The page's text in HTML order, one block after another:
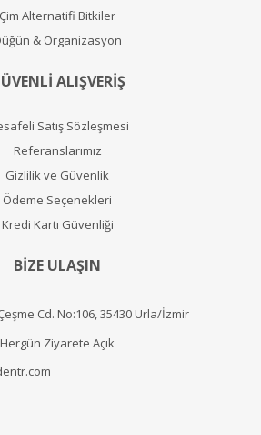
Çim Alternatifi Bitkiler
& Organizasyon
ALIŞVERİŞ
Satış Sözleşmesi
Referanslarımız
Gizlilik ve Güvenlik
Ödeme Seçenekleri
Kredi Kartı Güvenliği
BİZE ULAŞIN
Cd. No:106, 35430 Urla/İzmir
Ziyarete Açık